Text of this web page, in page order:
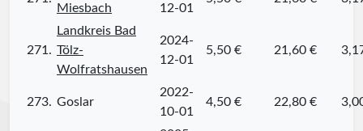
Miesbach 12-01
271.
Landkreis Bad
Tölz-
Wolfratshausen
2024-
12-01
5,50 € 21,60 €
273. Goslar
2022-
10-01
4,50 € 22,80 €